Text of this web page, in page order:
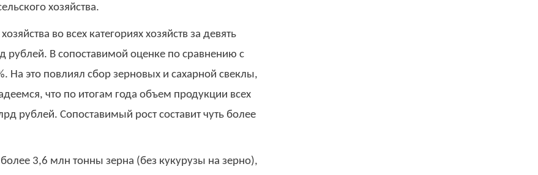
хозяйства.
во всех категориях хозяйств за девять
рублей. В сопоставимой оценке по сравнению с
На это повлиял сбор зерновых и сахарной свеклы,
что по итогам года объем продукции всех
рублей. Сопоставимый рост составит чуть более
3,6 млн тонны зерна (без кукурузы на зерно),